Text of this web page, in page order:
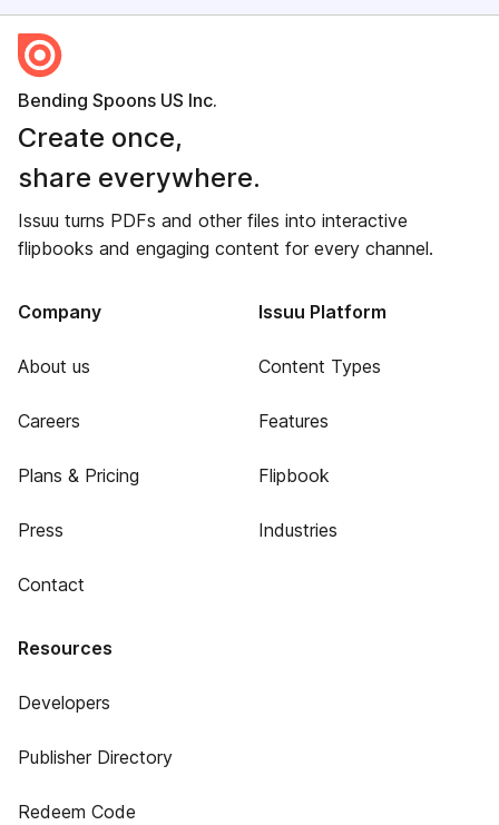
Bending Spoons US Inc.
Create once,
share everywhere.
Issuu turns PDFs and other files into interactive
flipbooks and engaging content for every channel.
Company
About us
Careers
Plans & Pricing
Press
Contact
Issuu Platform
Content Types
Features
Flipbook
Industries
Resources
Developers
Publisher Directory
Redeem Code